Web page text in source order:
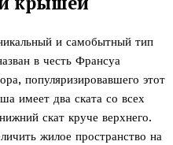
и самобытный тип
в честь Франсуа
популяризировавшего этот
имеет два ската со всех
скат круче верхнего.
жилое пространство на